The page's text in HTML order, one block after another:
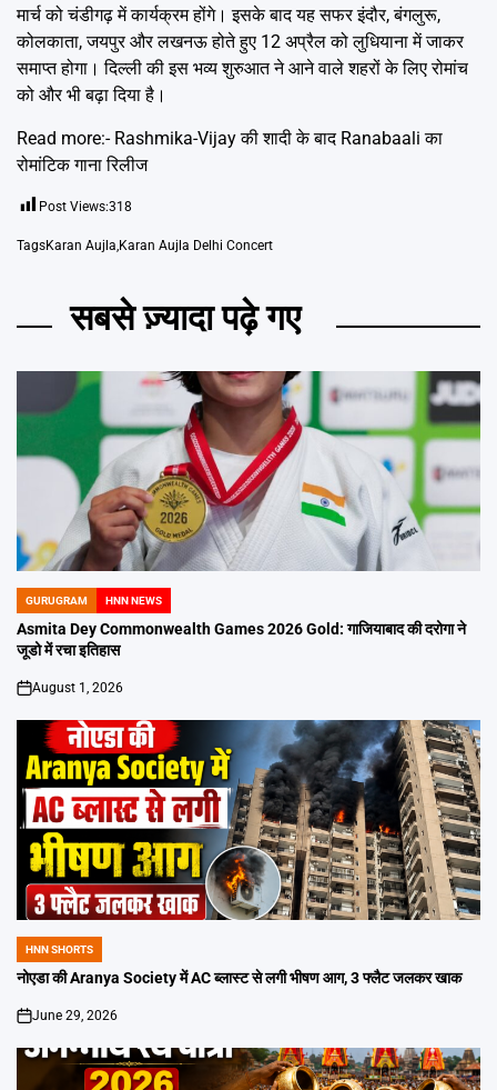
मार्च को चंडीगढ़ में कार्यक्रम होंगे। इसके बाद यह सफर इंदौर, बंगलुरू,
कोलकाता, जयपुर और लखनऊ होते हुए 12 अप्रैल को लुधियाना में जाकर
समाप्त होगा। दिल्ली की इस भव्य शुरुआत ने आने वाले शहरों के लिए रोमांच
को और भी बढ़ा दिया है।
Read more:- Rashmika-Vijay की शादी के बाद Ranabaali का
रोमांटिक गाना रिलीज
Post Views:318
TagsKaran Aujla Karan Aujla Delhi Concert
सबसे ज़्यादा पढ़े गए
POSTED
IN
GURUGRAM HNN NEWS
Asmita Dey Commonwealth Games 2026 Gold: गाजियाबाद की दरोगा ने
जूडो में रचा इतिहास
on
August 1, 2026
POSTED
IN
HNN SHORTS
नोएडा की Aranya Society में AC ब्लास्ट से लगी भीषण आग, 3 फ्लैट जलकर खाक
on
June 29, 2026